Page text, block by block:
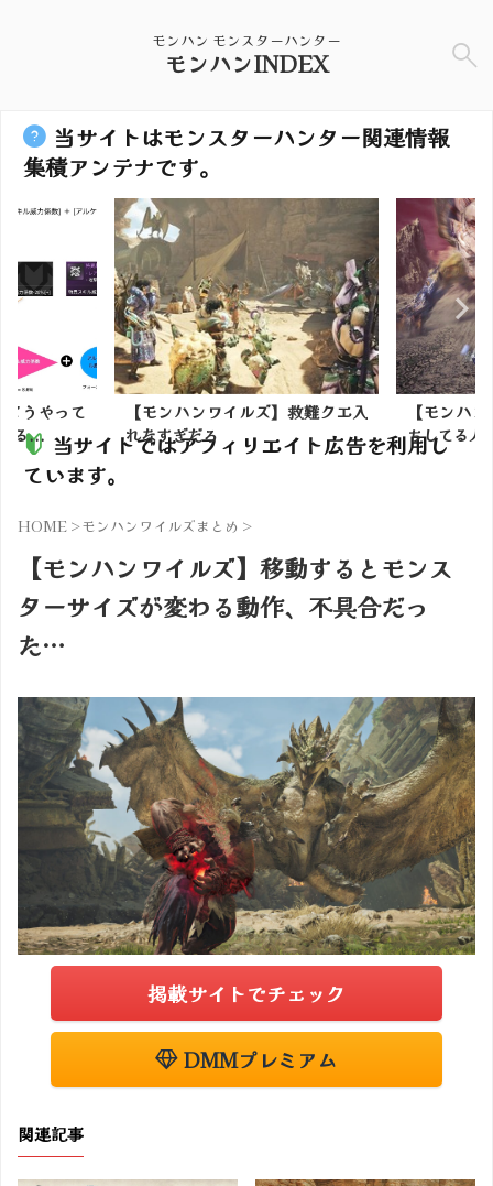
モンハン モンスターハンター
モンハンINDEX
当サイトはモンスターハンター関連情報
集積アンテナです。
うやって
る...
【モンハンワイルズ】救難クエ入
れなすぎだろ
【モンハ
ちしてる人
当サイトではアフィリエイト広告を利用し
ています。
HOME >モンハンワイルズまとめ >
【モンハンワイルズ】移動するとモンス
ターサイズが変わる動作、不具合だっ
た…
掲載サイトでチェック
DMMプレミアム
関連記事